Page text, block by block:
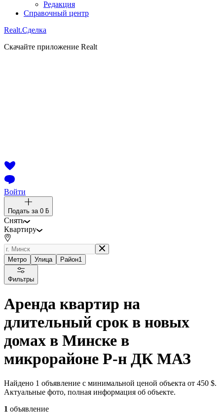
Редакция
Справочный центр
Realt.Сделка
Скачайте приложение Realt
Войти
Подать за 0 ƃ
Снять
Квартиру
Метро Улица Район1
Фильтры
Аренда квартир на
длительный срок в новых
домах в Минске в
микрорайоне Р-н ДК МАЗ
Найдено 1 объявление с минимальной ценой объекта от 450 $.
Актуальные фото, полная информация об объекте.
1 объявление